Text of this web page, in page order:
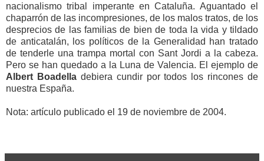
nacionalismo tribal imperante en Cataluña. Aguantado el
chaparrón de las incompresiones, de los malos tratos, de los
desprecios de las familias de bien de toda la vida y tildado
de anticatalán, los políticos de la Generalidad han tratado
de tenderle una trampa mortal con Sant Jordi a la cabeza.
Pero se han quedado a la Luna de Valencia. El ejemplo de
Albert Boadelladebiera cundir por todos los rincones de
nuestra España.
Nota: artículo publicado el 19 de noviembre de 2004.